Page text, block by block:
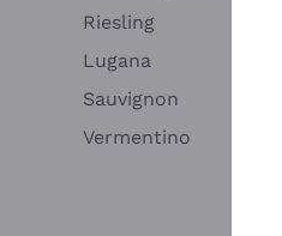
Riesling
Lugana
Sauvignon
Vermentino